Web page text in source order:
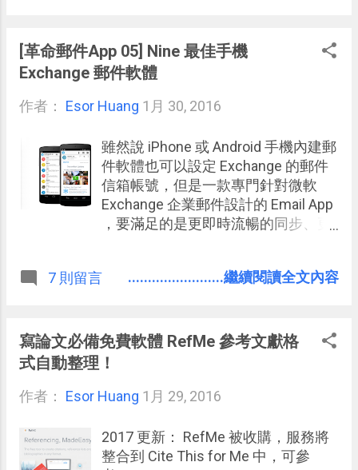
「畫面」儲存下來。或者 用 Evernote
擷取網頁 ？但是 Evernote 不能拍照
留版面格式。 上面的問題讓我們可以
書籤工具？這樣的書籤工具目的不只
是記下網址而已，而是要「拍下畫
面」。而今天要介紹的「
Hypershoot 」或許就是一個為了幫網
頁設計師收集靈感而誕生的書籤工
[革命郵件App 05] Nine 最佳手機
Exchange 郵件軟體
作者： Esor Huang 1月 30, 2016
雖然說 iPhone 或 Android 手機內建郵
件軟體也可以設定 Exchange 的郵件
信箱帳號，但是一款專門針對微軟
Exchange 企業郵件設計的 Email App
，要滿足的是更即時流暢的同步、更
所需要的管理功能。 說到這裡，就一
的 Exchange 郵件 App ， 他號稱自己
是最棒的行動端 Exchange 郵件管理
得 4.5 分和絕大多數的五顆星好評，
郵件 App 」系列文章記上一筆。 「
Nine 」有什麼獨一無二的特色呢？
7 則留言 ........................繼續閱讀全文內容
寫論文必備免費軟體 RefMe 參考文獻格
式自動整理！
作者： Esor Huang 1月 29, 2016
2017 更新： RefMe 被收購，服務將
整合到 Cite This for Me 中，可參